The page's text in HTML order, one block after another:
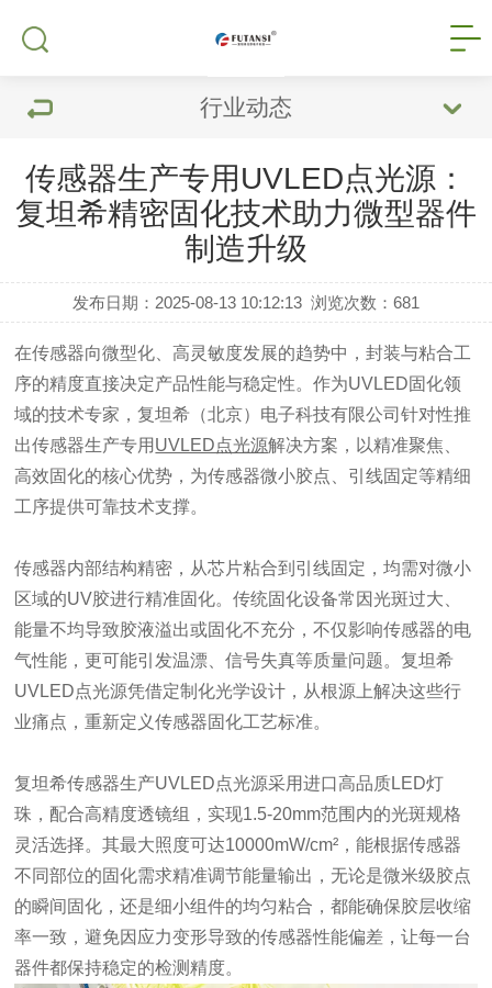
行业动态
传感器生产专用UVLED点光源：
复坦希精密固化技术助力微型器件
制造升级
发布日期：2025-08-13 10:12:13 浏览次数：681
在传感器向微型化、高灵敏度发展的趋势中，封装与粘合工
序的精度直接决定产品性能与稳定性。作为UVLED固化领
域的技术专家，复坦希（北京）电子科技有限公司针对性推
出传感器生产专用 UVLED点光源解决方案，以精准聚焦、
高效固化的核心优势，为传感器微小胶点、引线固定等精细
工序提供可靠技术支撑。
传感器内部结构精密，从芯片粘合到引线固定，均需对微小
区域的UV胶进行精准固化。传统固化设备常因光斑过大、
能量不均导致胶液溢出或固化不充分，不仅影响传感器的电
气性能，更可能引发温漂、信号失真等质量问题。复坦希
UVLED点光源凭借定制化光学设计，从根源上解决这些行
业痛点，重新定义传感器固化工艺标准。
复坦希传感器生产UVLED点光源采用进口高品质LED灯
珠，配合高精度透镜组，实现1.5-20mm范围内的光斑规格
灵活选择。其最大照度可达10000mW/cm²，能根据传感器
不同部位的固化需求精准调节能量输出，无论是微米级胶点
的瞬间固化，还是细小组件的均匀粘合，都能确保胶层收缩
率一致，避免因应力变形导致的传感器性能偏差，让每一台
器件都保持稳定的检测精度。